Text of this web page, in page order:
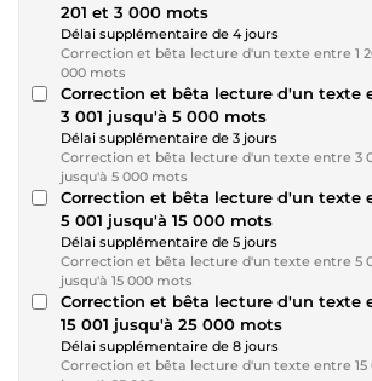
201 et 3 000 mots
Délai supplémentaire de 4 jours
Correction et bêta lecture d'un texte entre 1
000 mots
Correction et bêta lecture d'un texte
3 001 jusqu'à 5 000 mots
Délai supplémentaire de 3 jours
Correction et bêta lecture d'un texte entre 3
jusqu'à 5 000 mots
Correction et bêta lecture d'un texte
5 001 jusqu'à 15 000 mots
Délai supplémentaire de 5 jours
Correction et bêta lecture d'un texte entre 5
jusqu'à 15 000 mots
Correction et bêta lecture d'un texte
15 001 jusqu'à 25 000 mots
Délai supplémentaire de 8 jours
Correction et bêta lecture d'un texte entre 15